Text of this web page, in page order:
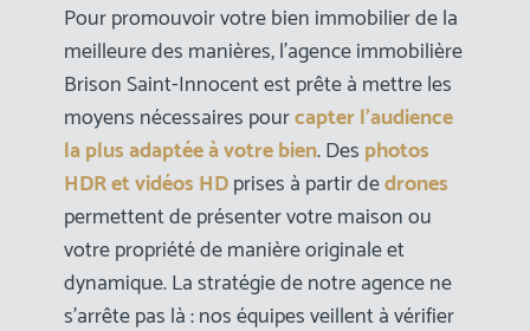
Pour promouvoir votre bien immobilier de la
meilleure des manières, l’agence immobilière
Brison Saint-Innocent est prête à mettre les
moyens nécessaires pourcapter l’audience
la plus adaptée à votre bien. Des photos
HDR et vidéos HDprises à partir dedrones
permettent de présenter votre maison ou
votre propriété de manière originale et
dynamique. La stratégie de notre agence ne
s’arrête pas là : nos équipes veillent à vérifier